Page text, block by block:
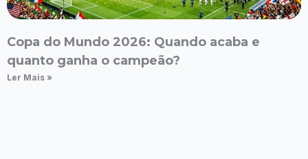
Copa do Mundo 2026: Quando acaba e
quanto ganha o campeão?
Ler Mais »